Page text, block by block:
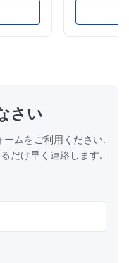
gray
さい
ムをご利用ください.
だけ早く連絡します.